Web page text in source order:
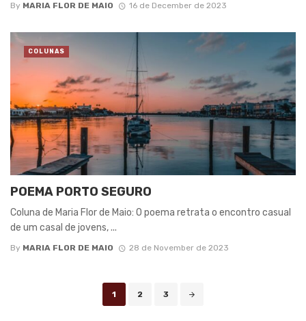
By MARIA FLOR DE MAIO 16 de December de 2023
POEMA PORTO SEGURO
Coluna de Maria Flor de Maio: O poema retrata o encontro casual
de um casal de jovens, ...
By MARIA FLOR DE MAIO 28 de November de 2023
COLUNAS
1 2 3